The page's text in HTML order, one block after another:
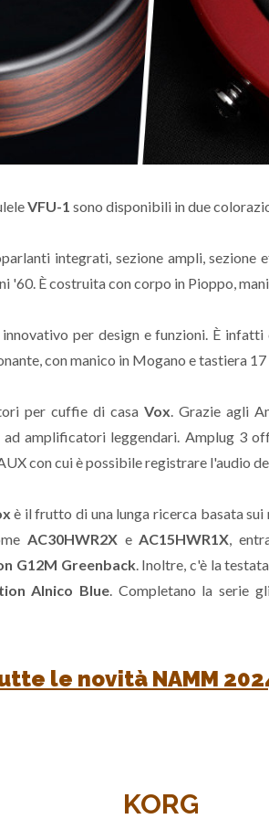
VFU-1 sono disponibili in due
integrati, sezione ampli, sezione
'60. È costruita con corpo in Pioppo,
innovativo per design e funzioni. È
con manico in Mogano e tastiera
per cuffie di casa Vox. Grazie agli
amplificatori leggendari. Amplug 3
con cui è possibile registrare l'audio
è il frutto di una lunga ricerca basata
AC30HWR2XeAC15HWR1X,
G12M Greenback. Inoltre, c'è la
Alnico Blue. Completano la serie
le novità NAMM
KORG